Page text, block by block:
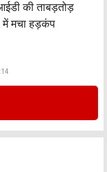
की ताबड़तोड़
में मचा हड़कंप